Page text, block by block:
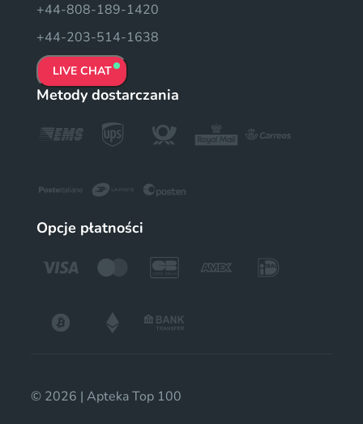
+44-808-189-1420
+44-203-514-1638
LIVE CHAT
Metody dostarczania
Opcje płatności
© 2026 | Apteka Top 100